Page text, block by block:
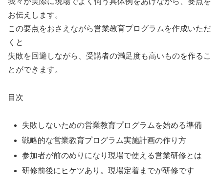
お伝えします。
この要点をおさえながら営業教育プログラムを作成いただ
くと
失敗を回避しながら、受講者の満足度も高いものを作るこ
とができます。
目次
失敗しないための営業教育プログラムを始める準備
戦略的な営業教育プログラム実施計画の作り方
参加者が前のめりになり現場で使える営業研修とは
研修前後にヒケツあり。現場定着までが研修です